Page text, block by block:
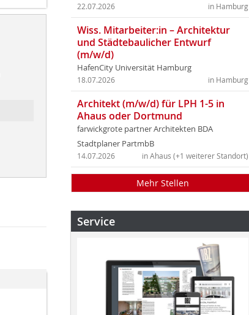
in Hamburg
22.07.2026
Wiss. Mitarbeiter:in – Architektur
und Städtebaulicher Entwurf
(m/w/d)
HafenCity Universität Hamburg
in Hamburg
18.07.2026
Architekt (m/w/d) für LPH 1-5 in
Ahaus oder Dortmund
farwickgrote partner Architekten BDA
Stadtplaner PartmbB
in Ahaus (+1 weiterer Standort)
14.07.2026
Mehr Stellen
Service